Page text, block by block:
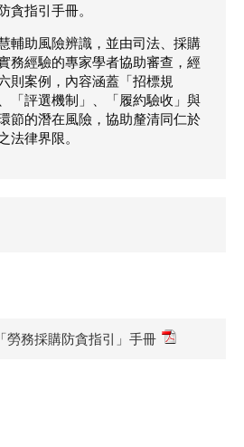
貪指引手冊。
輔助風險辨識，並由司法、採購
務經驗的專家學者協助審查，經
則案例，內容涵蓋「招標規
「評選機制」、「履約驗收」與
節的潛在風險，協助釐清同仁於
法律界限。
勞務採購防貪指引」手冊